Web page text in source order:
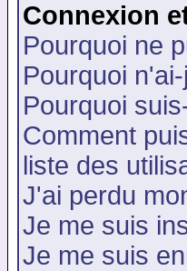
Connexion
Pourquoi ne
Pourquoi
Pourquoi
Comment
liste des
J'ai perdu
Je me suis
Je me suis